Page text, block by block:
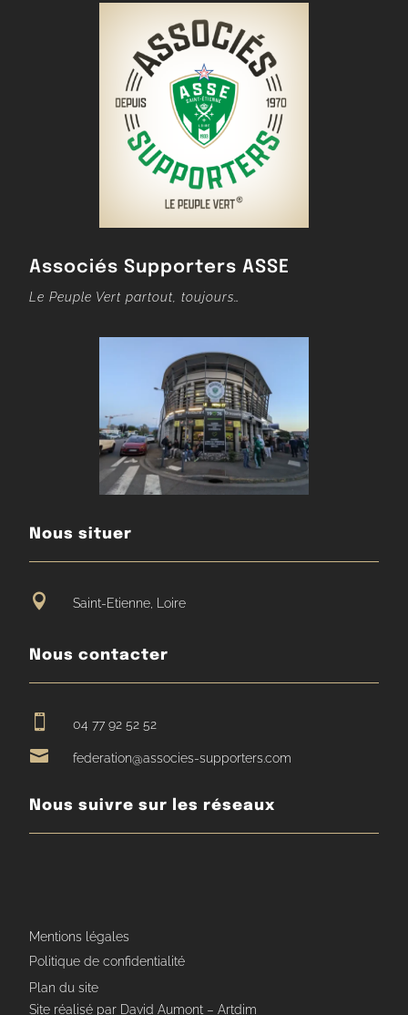
Associés Supporters ASSE
Le Peuple Vert partout, toujours…
Nous situer
 Saint-Etienne, Loire
Nous contacter
 04 77 92 52 52
 federation@associes-supporters.com
Nous suivre sur les réseaux
Mentions légales
Politique de confidentialité
Plan du site
Site réalisé par David Aumont – Artdim